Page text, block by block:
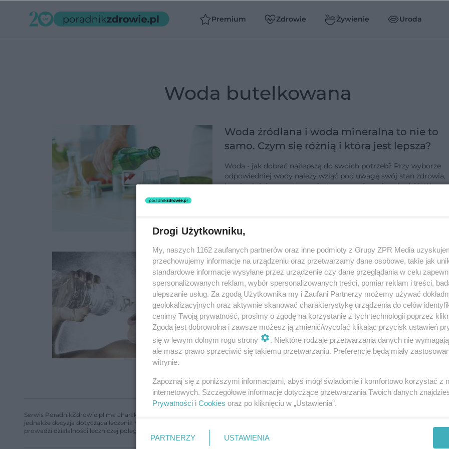
Premium Zdrowie Żywienie Uroda
woda butelkowana
Woda źródlana i woda mineralna to nie to
samo. Czym się różnią i która jest lepsza?
Woda - jak dobrać najlepszą do swoich potrzeb? Przy wyborze
odpowiedniej wody należy wziąć pod uwagę swój stan zdrowia,
bo niewłaściwa woda, zamiast pomagać, może szkodzić. W
WODA – naturalnie ze źródła
Pijemy za mało wody - tak wynika z badań, a w dodatku nasza
wiedza na jej temat jest bardzo niska. W potocznym języku
wodę butelkowaną błędnie określa się jako „mineralną”.
Tymczasem dzieli si…
dodano 18-5-2009
Serwis PoradnikZdrowie.pl ma charakter edukacyjny, nie stanowi i nie zastępuje porady lekarskiej. Redakcja serwisu dokłada wszelkich
jednakże decyzja dotycząca leczenia należy do lekarza. Redakcja i wydawca serwisu nie ponoszą odpowiedzialności wynikającej z
prowadzi działalności leczniczej polegającej na udzielaniu świadczeń zdrowotnych w rozumieniu art. 3 ust 1 ustawy o działalności leczniczej.
Drogi Użytkowniku,
My, naszych 1162 zaufanych partnerów oraz inne podmioty z Grupy ZPR Media
przechowujemy informacje na urządzeniu oraz przetwarzamy dane osobowe, takie jak
standardowe informacje wysyłane przez urządzenie czy dane przeglądania w celu
spersonalizowanych reklam, wybór spersonalizowanych treści, pomiar reklam i treści,
ulepszanie usług. Za zgodą Użytkownika my i Zaufani Partnerzy możemy używać
geolokalizacyjnych oraz aktywnie skanować charakterystykę urządzenia do celów
cenimy Twoją prywatność, prosimy o zgodę na korzystanie z tych technologii poprzez
Zgoda jest dobrowolna i zawsze możesz ją zmienić/wycofać klikając przycisk ustawień
się w lewym dolnym rogu strony
. Niektóre rodzaje przetwarzania danych nie
ale masz prawo sprzeciwić się takiemu przetwarzaniu. Preferencje będą miały
witrynie.
Zapoznaj się z poniższymi informacjami, abyś mógł świadomie i komfortowo korzystać z
internetowych. Szczegółowe informacje dotyczące przetwarzania Twoich danych
Prywatności i Cookies oraz po kliknięciu w „Ustawienia”.
PARTNERZY USTAWIENIA